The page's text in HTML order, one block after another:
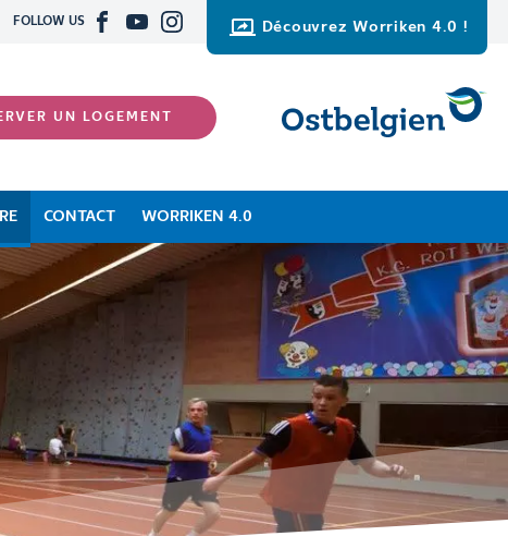
FOLLOW US Découvrez Worriken 4.0 !
UN LOGEMENT
CONTACT WORRIKEN 4.0